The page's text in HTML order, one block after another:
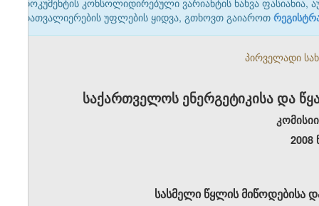
დოკუმენტის კონსოლიდირებული ვარიანტის ნახვა ფასიანია,
დათვალიერების უფლების ყიდვა, გთხოვთ გაიაროთ
პირველადი
საქართველოს ენერგეტიკისა და
2008
სასმელი წყლის მიწოდებისა